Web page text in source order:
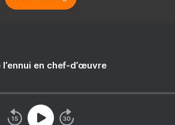
en chef-d’œuvre